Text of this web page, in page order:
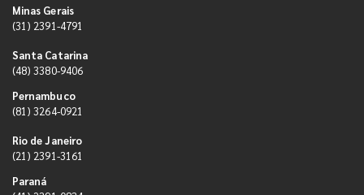
Minas Gerais
(31) 2391-4791
Santa Catarina
(48) 3380-9406
Pernambuco
(81) 3264-0921
Rio de Janeiro
(21) 2391-3161
Paraná